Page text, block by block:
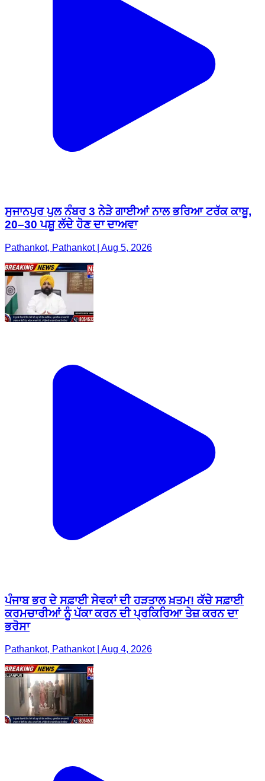
ਸੁਜਾਨਪੁਰ ਪੁਲ ਨੰਬਰ 3 ਨੇੜੇ ਗਾਈਆਂ ਨਾਲ ਭਰਿਆ ਟਰੱਕ ਕਾਬੂ,
20–30 ਪਸ਼ੂ ਲੱਦੇ ਹੋਣ ਦਾ ਦਾਅਵਾ
Pathankot, Pathankot | Aug 5, 2026
ਪੰਜਾਬ ਭਰ ਦੇ ਸਫ਼ਾਈ ਸੇਵਕਾਂ ਦੀ ਹੜਤਾਲ ਖ਼ਤਮ! ਕੱਚੇ ਸਫ਼ਾਈ
ਕਰਮਚਾਰੀਆਂ ਨੂੰ ਪੱਕਾ ਕਰਨ ਦੀ ਪ੍ਰਕਿਰਿਆ ਤੇਜ਼ ਕਰਨ ਦਾ
ਭਰੋਸਾ
Pathankot, Pathankot | Aug 4, 2026